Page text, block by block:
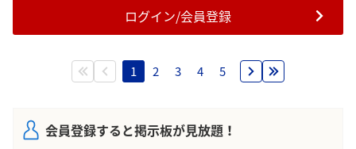
ログイン/会員登録
1 2 3 4 5
会員登録すると掲示板が見放題！